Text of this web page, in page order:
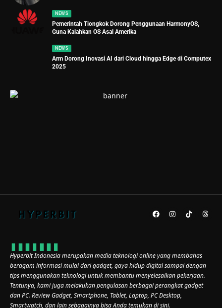
NEWS
Pemerintah Tiongkok Dorong Penggunaan HarmonyOS,
Guna Kalahkan OS Asal Amerika
NEWS
Arm Dorong Inovasi AI dari Cloud hingga Edge di Computex
2025
Hyperbit Indonesia merupakan media teknologi online yang membahas
beragam informasi mulai dari gadget, gaya hidup digital sampai dengan
tips menggunakan teknologi untuk membantu menyelesaikan pekerjaan.
Tentunya, kami juga melakukan pengulasan berbagai perangkat gadget
dan PC. Review Gadget, Smartphone, Tablet, Laptop, PC Desktop,
Smartwatch, dan lain sebagainya bisa Anda temukan di sini.